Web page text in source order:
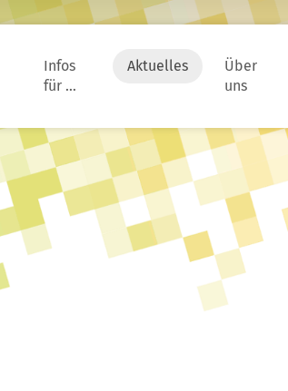
Infos
für …
Aktuelles
Über
uns